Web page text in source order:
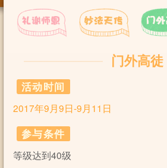
门外高徒
活动时间
2017年9月9日-9月11日
参与条件
等级达到40级